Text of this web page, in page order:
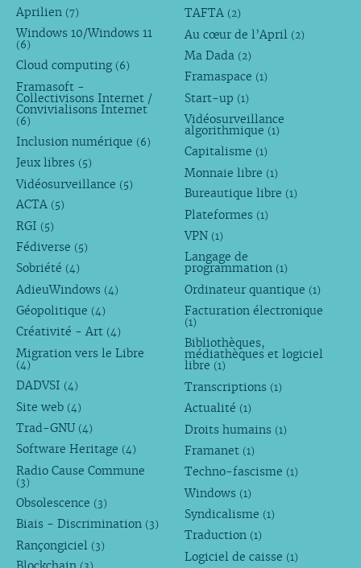
Aprilien (7)
Windows 10/Windows 11
(6)
Cloud computing (6)
Framasoft -
Collectivisons Internet /
Convivialisons Internet
(6)
Inclusion numérique (6)
Jeux libres (5)
Vidéosurveillance (5)
ACTA (5)
RGI (5)
Fédiverse (5)
Sobriété (4)
AdieuWindows (4)
Géopolitique (4)
Créativité - Art (4)
Migration vers le Libre
(4)
DADVSI (4)
Site web (4)
Trad-GNU (4)
Software Heritage (4)
Radio Cause Commune
(3)
Obsolescence (3)
Biais - Discrimination (3)
Rançongiciel (3)
TAFTA (2)
Au cœur de l’April (2)
Ma Dada (2)
Framaspace (1)
Start-up (1)
Vidéosurveillance
algorithmique (1)
Capitalisme (1)
Monnaie libre (1)
Bureautique libre (1)
Plateformes (1)
VPN (1)
Langage de
programmation (1)
Ordinateur quantique (1)
Facturation électronique
(1)
Bibliothèques,
médiathèques et logiciel
libre (1)
Transcriptions (1)
Actualité (1)
Droits humains (1)
Framanet (1)
Techno-fascisme (1)
Windows (1)
Syndicalisme (1)
Traduction (1)
Logiciel de caisse (1)